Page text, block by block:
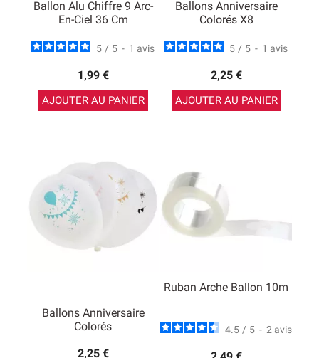
Ballon Alu Chiffre 9 Arc-
En-Ciel 36 Cm
5 / 5 - 1 avis
1,99 €
AJOUTER AU PANIER
Ballons Anniversaire
Colorés X8
5 / 5 - 1 avis
2,25 €
AJOUTER AU PANIER
Ballons Anniversaire
Colorés
2,25 €
Ruban Arche Ballon 10m
4.5 / 5 - 2 avis